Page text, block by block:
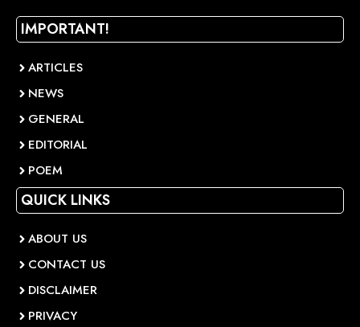
IMPORTANT!
ARTICLES
NEWS
GENERAL
EDITORIAL
POEM
QUICK LINKS
ABOUT US
CONTACT US
DISCLAIMER
PRIVACY